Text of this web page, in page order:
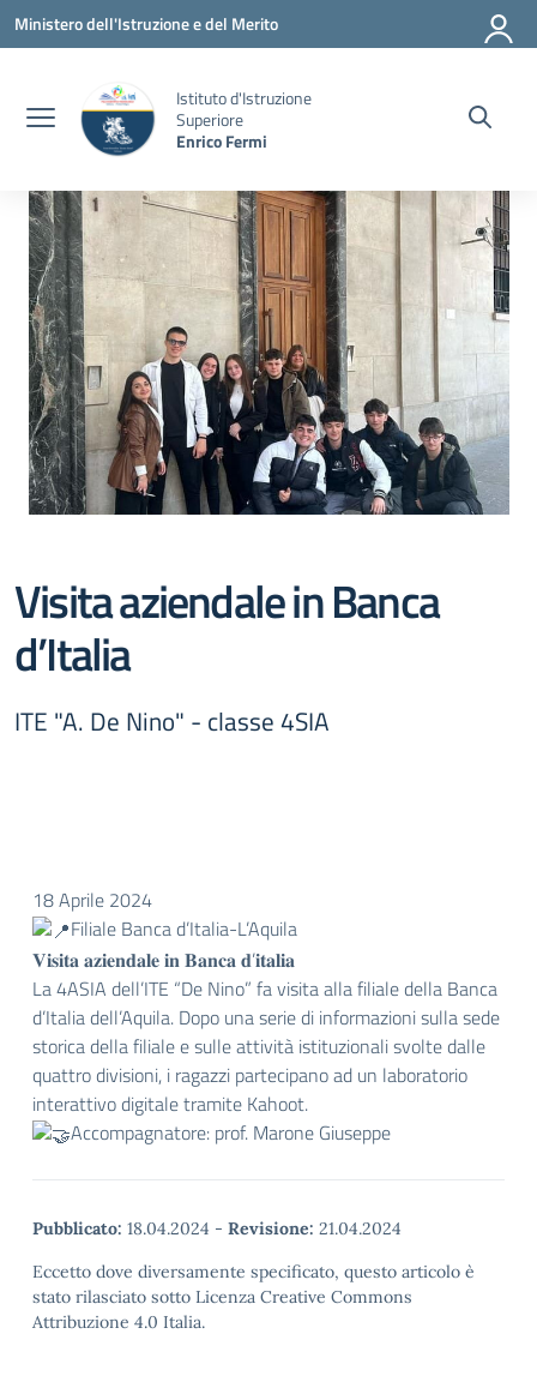
Vai ai contenuti
Vai al menu di navigazione
Vai al footer
Ministero dell'Istruzione e del Merito
Istituto d'Istruzione
Superiore
Enrico Fermi
Visita aziendale in Banca
d’Italia
ITE "A. De Nino" - classe 4SIA
18 Aprile 2024
Filiale Banca d’Italia-L’Aquila
𝐕𝐢𝐬𝐢𝐭𝐚 𝐚𝐳𝐢𝐞𝐧𝐝𝐚𝐥𝐞 𝐢𝐧 𝐁𝐚𝐧𝐜𝐚 𝐝’𝐢𝐭𝐚𝐥𝐢𝐚
La 4ASIA dell’ITE “De Nino” fa visita alla filiale della Banca
d’Italia dell’Aquila. Dopo una serie di informazioni sulla sede
storica della filiale e sulle attività istituzionali svolte dalle
quattro divisioni, i ragazzi partecipano ad un laboratorio
interattivo digitale tramite Kahoot.
Accompagnatore: prof. Marone Giuseppe
Pubblicato: 18.04.2024 - Revisione: 21.04.2024
Eccetto dove diversamente specificato, questo articolo è
stato rilasciato sotto Licenza Creative Commons
Attribuzione 4.0 Italia.